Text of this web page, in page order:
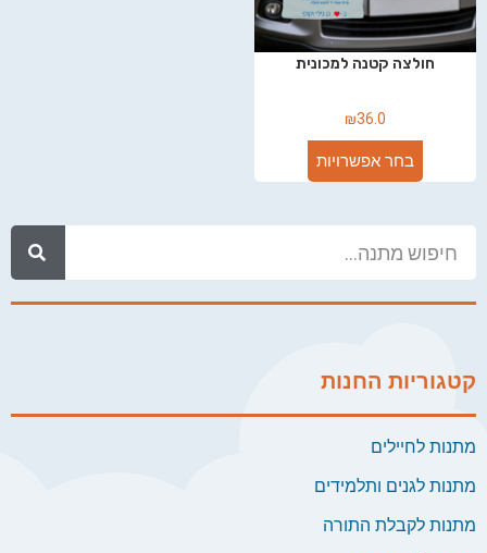
קטגוריות החנות
מתנות לחיילים
מתנות לגנים ותלמידים
מתנות לקבלת התורה
חולצה קטנה למכונית
₪36.0
בחר אפשרויות